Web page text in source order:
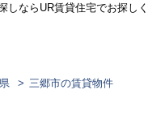
しならUR賃貸住宅でお探しく
三郷市の賃貸物件